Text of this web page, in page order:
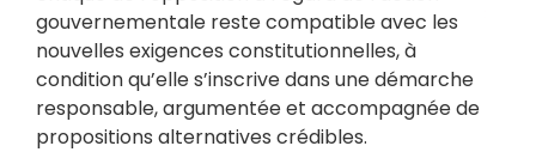
gouvernementale reste compatible avec les
nouvelles exigences constitutionnelles, à
condition qu’elle s’inscrive dans une démarche
responsable, argumentée et accompagnée de
propositions alternatives crédibles.